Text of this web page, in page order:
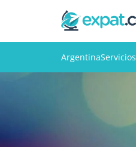
ArgentinaServicios